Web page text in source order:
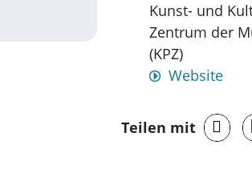
Kunst- und
Zentrum der
(KPZ)
Website
Teilen mit